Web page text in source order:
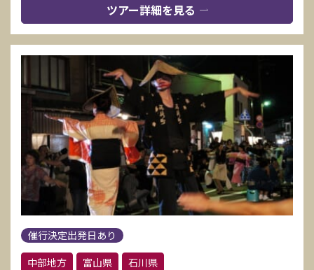
ツアー詳細を見る
催行決定出発日あり
中部地方
富山県 石川県